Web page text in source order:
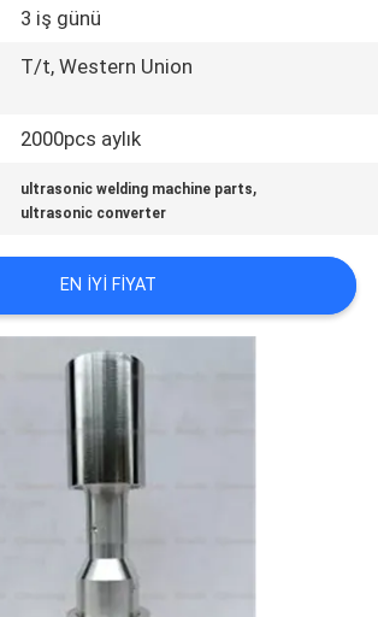
3 iş günü
T/t, Western Union
2000pcs aylık
ultrasonic welding machine parts,
ultrasonic converter
EN IYI FIYAT